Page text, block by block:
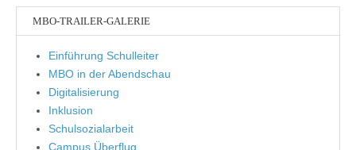
MBO-TRAILER-GALERIE
Einführung Schulleiter
MBO in der Abendschau
Digitalisierung
Inklusion
Schulsozialarbeit
Campus Überflug